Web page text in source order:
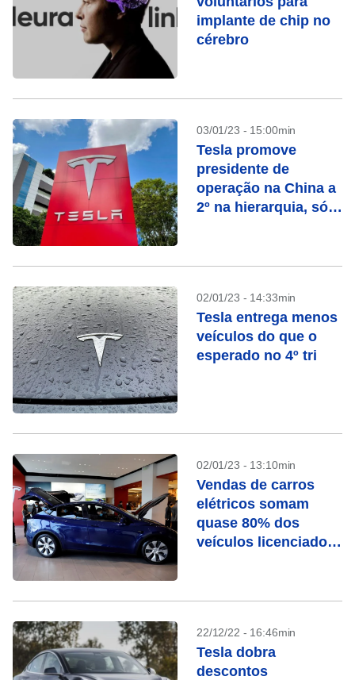
implante de chip no
cérebro
03/01/23 - 15:00min
Tesla promove
presidente de
operação na China a
2º na hierarquia, só
02/01/23 - 14:33min
Tesla entrega menos
veículos do que o
esperado no 4º tri
02/01/23 - 13:10min
Vendas de carros
elétricos somam
quase 80% dos
veículos licenciados
22/12/22 - 16:46min
Tesla dobra
descontos